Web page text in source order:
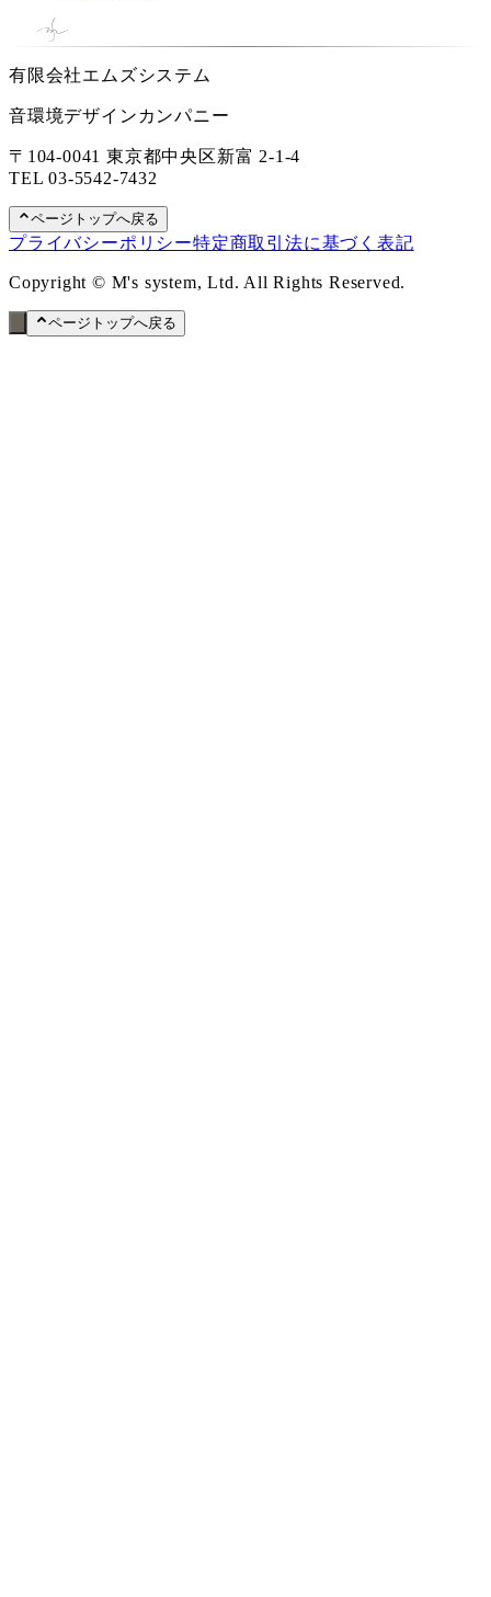
有限会社エムズシステム
音環境デザインカンパニー
〒104-0041 東京都中央区新富 2-1-4
TEL03-5542-7432
ページトップへ戻る
プライバシーポリシー特定商取引法に基づく表記
Copyright © M's system, Ltd. All Rights Reserved.
ページトップへ戻る